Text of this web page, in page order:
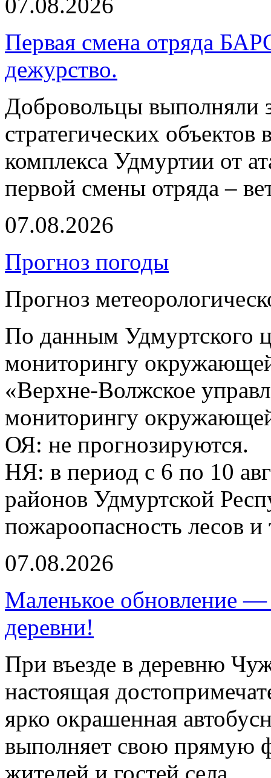
Первая смена отряда
дежурство.
Добровольцы выполняли
стратегических
комплекса Удмуртии от
первой смены отряда –
07.08.2026
Прогноз погоды
Прогноз
По данным Удмуртского
мониторингу
«Верхне-Волжское
мониторингу
ОЯ: не прогнозируются.
НЯ: в период с 6 по 10
районов Удмуртской
пожароопасность лесов
07.08.2026
Маленькое обновление —
деревни!
При въезде в деревню
настоящая
ярко окрашенная
выполняет свою прямую
жителей и гостей села.